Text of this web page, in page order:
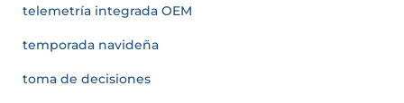
telemetría integrada OEM
temporada navideña
toma de decisiones